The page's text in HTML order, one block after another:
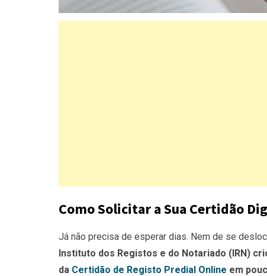
Como Solicitar a Sua Certidão
Já não precisa de esperar dias. Nem de se
Instituto dos Registos e do Notariado (IRN)
da Certidão de Registo Predial Online em